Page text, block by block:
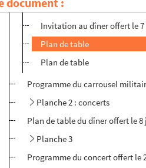
Programme du concert
Invitation au dîner offert le 7
Plan de table
Plan de table
Programme du carrousel
Planche 2 : concerts
Plan de table du dîner offert le
Planche 3
Programme du concert offert le